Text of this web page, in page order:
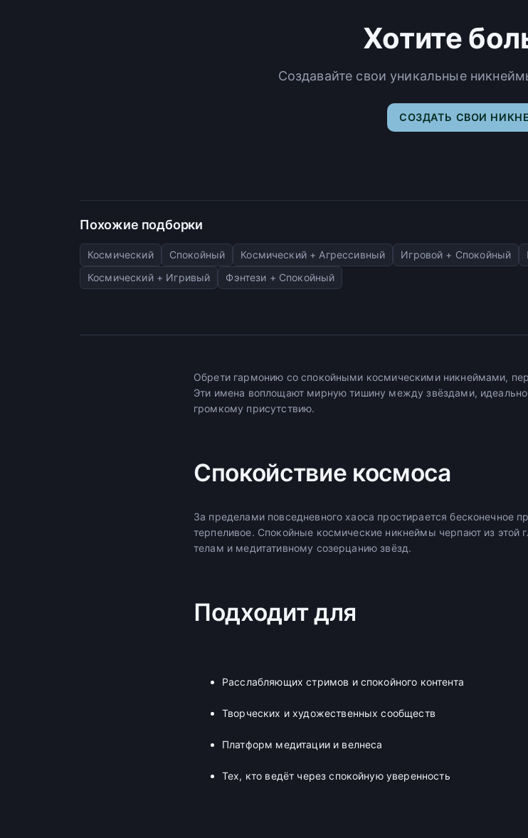
Хотите
Создавайте свои уникальные
СОЗДАТЬ СВОИ
Похожие подборки
Космический Спокойный Космический + Агрессивный Игровой + Спокойный
Космический + Игривый
Фэнтези + Спокойный
Обрети гармонию со спокойными космическими никнеймами,
Эти имена воплощают мирную тишину между звёздами,
громкому присутствию.
Спокойствие космоса
За пределами повседневного хаоса простирается бесконечное
терпеливое. Спокойные космические никнеймы черпают из
телам и медитативному созерцанию звёзд.
Подходит для
Расслабляющих стримов и спокойного контента
Творческих и художественных сообществ
Платформ медитации и велнеса
Тех, кто ведёт через спокойную уверенность